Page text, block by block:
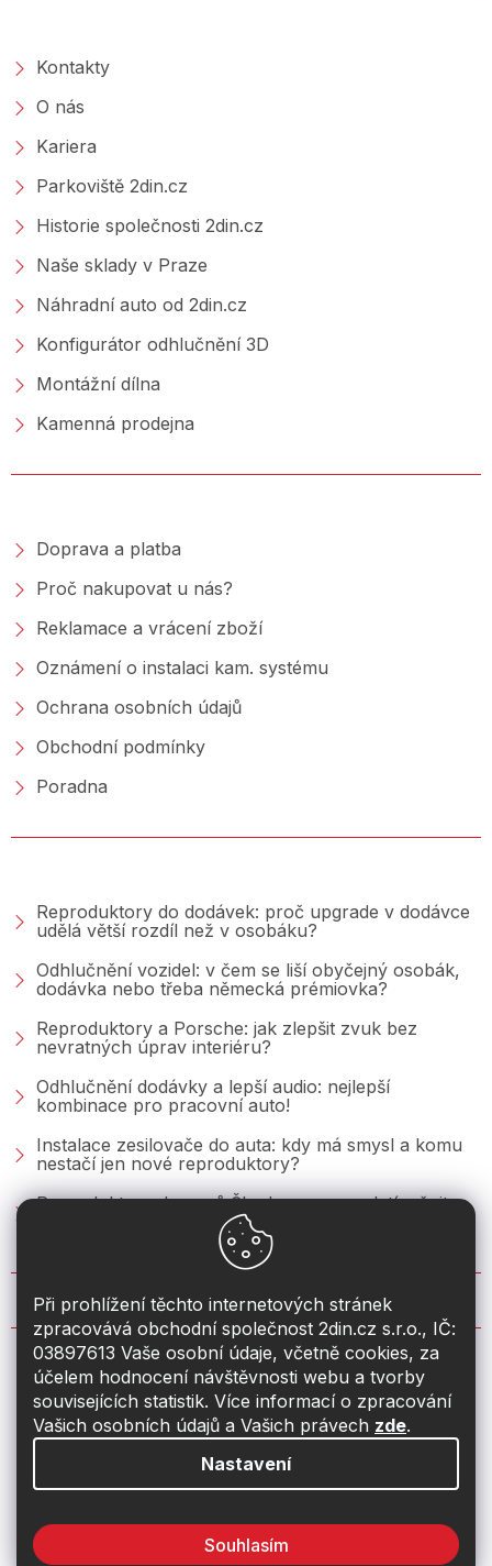
Při prohlížení těchto internetových stránek
zpracovává obchodní společnost 2din.cz s.r.o., IČ:
03897613 Vaše osobní údaje, včetně cookies, za
účelem hodnocení návštěvnosti webu a tvorby
souvisejících statistik. Více informací o zpracování
Vašich osobních údajů a Vašich právech zde.
Nastavení
Souhlasím
Kontakty
O nás
Kariera
Parkoviště 2din.cz
Historie společnosti 2din.cz
Naše sklady v Praze
Náhradní auto od 2din.cz
Konfigurátor odhlučnění 3D
Montážní dílna
Kamenná prodejna
Doprava a platba
Proč nakupovat u nás?
Reklamace a vrácení zboží
Oznámení o instalaci kam. systému
Ochrana osobních údajů
Obchodní podmínky
Poradna
Reproduktory do dodávek: proč upgrade v dodávce
udělá větší rozdíl než v osobáku?
Odhlučnění vozidel: v čem se liší obyčejný osobák,
dodávka nebo třeba německá prémiovka?
Reproduktory a Porsche: jak zlepšit zvuk bez
nevratných úprav interiéru?
Odhlučnění dodávky a lepší audio: nejlepší
kombinace pro pracovní auto!
Instalace zesilovače do auta: kdy má smysl a komu
nestačí jen nové reproduktory?
Reproduktory do vozů Škoda: co se vyplatí měnit u
Fabie, Octavie a Superbu?
KONTAKT
info@2din.cz
774 19 55 33
Vytvořil Shoptet